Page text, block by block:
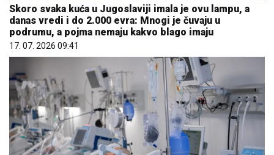
Skoro svaka kuća u Jugoslaviji imala je ovu lampu, a
danas vredi i do 2.000 evra: Mnogi je čuvaju u
podrumu, a pojma nemaju kakvo blago imaju
17. 07. 2026 09:41